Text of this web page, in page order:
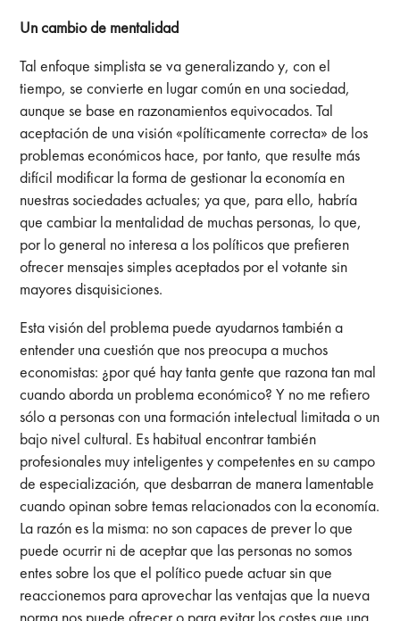
Un cambio de mentalidad
Tal enfoque simplista se va generalizando y, con el
tiempo, se convierte en lugar común en una sociedad,
aunque se base en razonamientos equivocados. Tal
aceptación de una visión «políticamente correcta» de los
problemas económicos hace, por tanto, que resulte más
difícil modificar la forma de gestionar la economía en
nuestras sociedades actuales; ya que, para ello, habría
que cambiar la mentalidad de muchas personas, lo que,
por lo general no interesa a los políticos que prefieren
ofrecer mensajes simples aceptados por el votante sin
mayores disquisiciones.
Esta visión del problema puede ayudarnos también a
entender una cuestión que nos preocupa a muchos
economistas: ¿por qué hay tanta gente que razona tan mal
cuando aborda un problema económico? Y no me refiero
sólo a personas con una formación intelectual limitada o un
bajo nivel cultural. Es habitual encontrar también
profesionales muy inteligentes y competentes en su campo
de especialización, que desbarran de manera lamentable
cuando opinan sobre temas relacionados con la economía.
La razón es la misma: no son capaces de prever lo que
puede ocurrir ni de aceptar que las personas no somos
entes sobre los que el político puede actuar sin que
reaccionemos para aprovechar las ventajas que la nueva
norma nos puede ofrecer o para evitar los costes que una